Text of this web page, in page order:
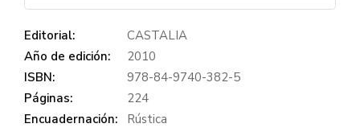
Editorial:
CASTALIA
Año de edición:
2010
ISBN:
978-84-9740-382-5
Páginas:
224
Encuadernación:
Rústica